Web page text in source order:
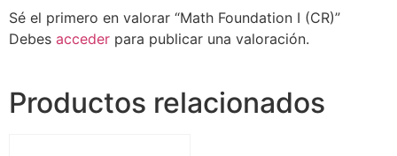
Sé el primero en valorar “Math Foundation I (CR)”
Debes acceder para publicar una valoración.
Productos relacionados